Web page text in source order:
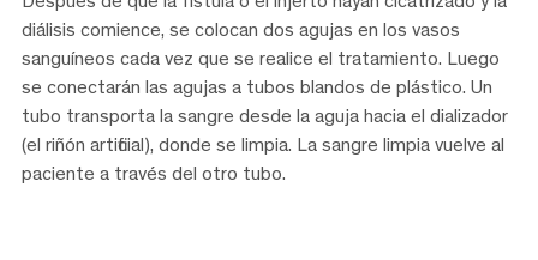
diálisis comience, se colocan dos agujas en los vasos
sanguíneos cada vez que se realice el tratamiento. Luego
se conectarán las agujas a tubos blandos de plástico. Un
tubo transporta la sangre desde la aguja hacia el dializador
(el riñón artificial), donde se limpia. La sangre limpia vuelve al
paciente a través del otro tubo.